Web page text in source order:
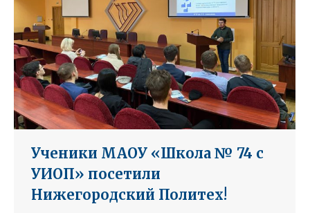
Ученики МАОУ «Школа № 74 с
УИОП» посетили
Нижегородский Политех!